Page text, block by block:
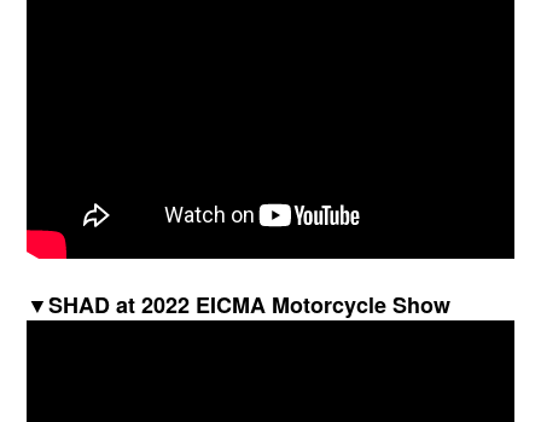
▼SHAD at 2022 EICMA Motorcycle Show